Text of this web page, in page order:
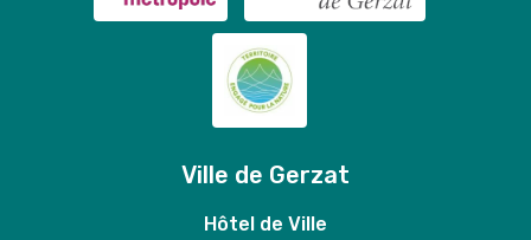
Ville de Gerzat
Hôtel de Ville